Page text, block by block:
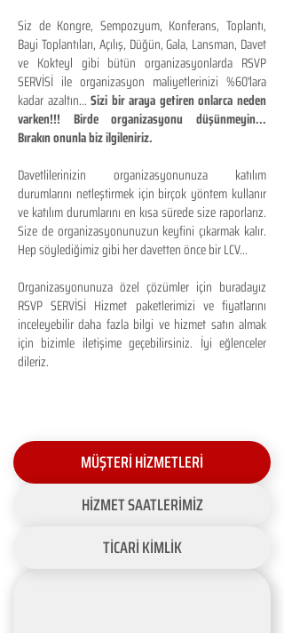
Siz de Kongre, Sempozyum, Konferans, Toplantı,
Bayi Toplantıları, Açılış, Düğün, Gala, Lansman, Davet
ve Kokteyl gibi bütün organizasyonlarda RSVP
SERVİSİ ile organizasyon maliyetlerinizi %60'lara
kadar azaltın...Sizi bir araya getiren onlarca neden
varken!!! Birde organizasyonu düşünmeyin...
Bırakın onunla biz ilgileniriz.
Davetlilerinizin organizasyonunuza katılım
durumlarını netleştirmek için birçok yöntem kullanır
ve katılım durumlarını en kısa sürede size raporlarız.
Size de organizasyonunuzun keyfini çıkarmak kalır.
Hep söylediğimiz gibi her davetten önce bir LCV...
Organizasyonunuza özel çözümler için buradayız
RSVP SERVİSİ Hizmet paketlerimizi ve fiyatlarını
inceleyebilir daha fazla bilgi ve hizmet satın almak
için bizimle iletişime geçebilirsiniz. İyi eğlenceler
dileriz.
MÜŞTERİ HİZMETLERİ
HİZMET SAATLERİMİZ
TİCARİ KİMLİK